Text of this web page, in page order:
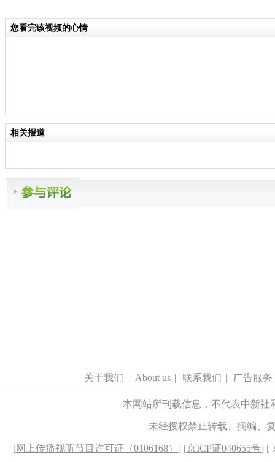
您看完该视频的心情
相关报道
关于我们 | About us | 联系我们 | 广告服务
本网站所刊载信息，不代表中新
未经授权禁止转载、摘编、
[网上传播视听节目许可证（0106168） ] [京ICP证040655号] [